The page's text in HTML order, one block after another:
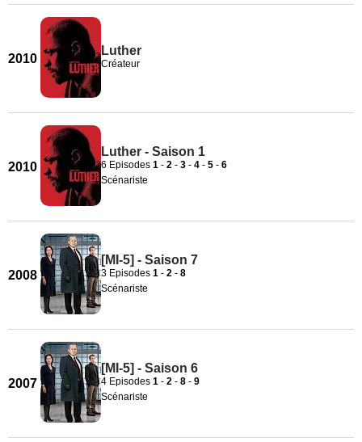
2010
Luther
Créateur
2010
Luther - Saison 1
6 Episodes 1 - 2 - 3 - 4 - 5 - 6
Scénariste
2008
[MI-5] - Saison 7
3 Episodes 1 - 2 - 8
Scénariste
2007
[MI-5] - Saison 6
4 Episodes 1 - 2 - 8 - 9
Scénariste